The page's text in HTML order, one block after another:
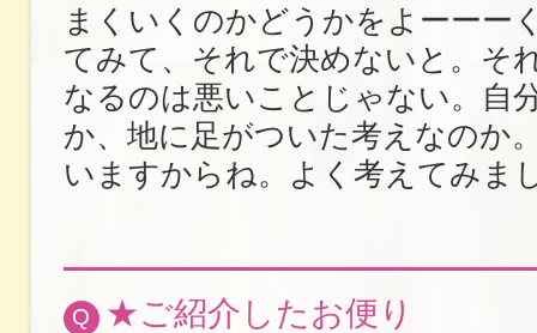
まくいくのかどうかをよーーー
てみて、それで決めないと。そ
なるのは悪いことじゃない。自
か、地に足がついた考えなのか
いますからね。よく考えてみま
Q ★ご紹介したお便り